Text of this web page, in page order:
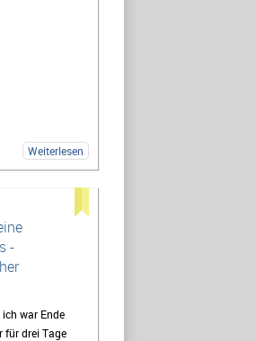
Weiterlesen
-
ich war Ende
für drei Tage